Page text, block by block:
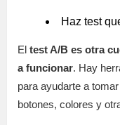
Haz test
El test A/B es otra
a funcionar. Hay
para ayudarte a
botones, colores y